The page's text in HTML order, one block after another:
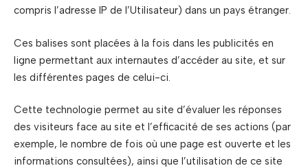
compris l’adresse IP de l’Utilisateur) dans un pays étranger.
Ces balises sont placées à la fois dans les publicités en
ligne permettant aux internautes d’accéder au site, et sur
les différentes pages de celui-ci.
Cette technologie permet au site d’évaluer les réponses
des visiteurs face au site et l’efficacité de ses actions (par
exemple, le nombre de fois où une page est ouverte et les
informations consultées), ainsi que l’utilisation de ce site